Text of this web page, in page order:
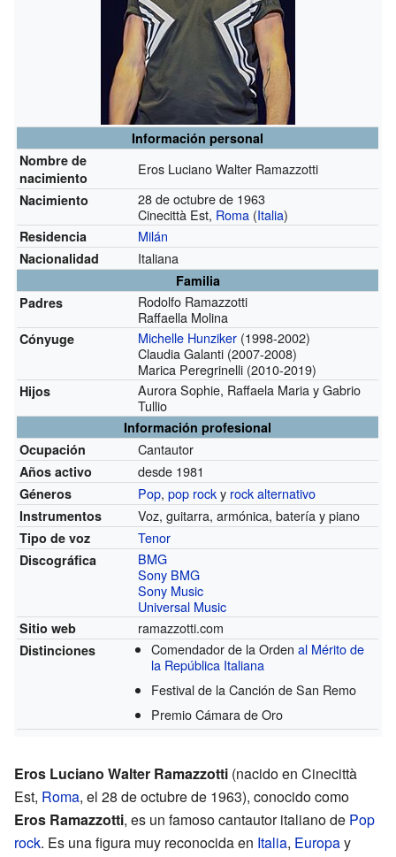
Información personal
Nombre de
nacimiento
Eros Luciano Walter Ramazzotti
Nacimiento
28 de octubre de 1963
Cinecittà Est, Roma (Italia)
Residencia Milán
Nacionalidad Italiana
Familia
Padres
Rodolfo Ramazzotti
Raffaella Molina
Cónyuge Michelle Hunziker (1998-2002)
Claudia Galanti (2007-2008)
Marica Peregrinelli (2010-2019)
Hijos
Aurora Sophie, Raffaela Maria y Gabrio
Tullio
Información profesional
Ocupación
Cantautor
Años activo desde 1981
Géneros Pop,pop rocky rock alternativo
Instrumentos Voz, guitarra, armónica, batería y piano
Tipo de voz Tenor
Discográfica
BMG
Sony BMG
Sony Music
Universal Music
Sitio web ramazzotti.com
Distinciones Comendador de la Orden al Mérito de
la República Italiana
Festival de la Canción de San Remo
Premio Cámara de Oro
Eros Luciano Walter Ramazzotti (nacido en Cinecittà
Est, Roma, el 28 de octubre de 1963), conocido como
Eros Ramazzotti, es un famoso cantautor italiano de Pop
rock. Es una figura muy reconocida en Italia, Europay